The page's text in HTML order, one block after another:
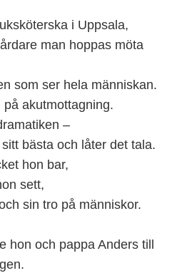
i Uppsala,
man hoppas möta
som ser hela människan.
akutmottagning.
–
bästa och låter det tala.
hon bar,
sett,
sin tro på människor.
hon och pappa Anders till